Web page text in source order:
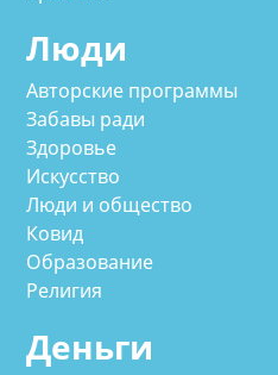
Люди
Авторские программы
Забавы ради
Здоровье
Искусство
Люди и общество
Ковид
Образование
Религия
Деньги